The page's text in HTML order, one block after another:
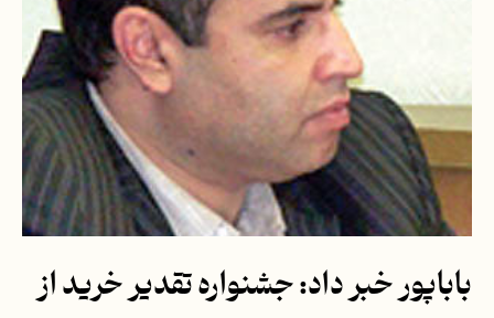
باباپور خبر داد: جشنواره تقدير خريد از